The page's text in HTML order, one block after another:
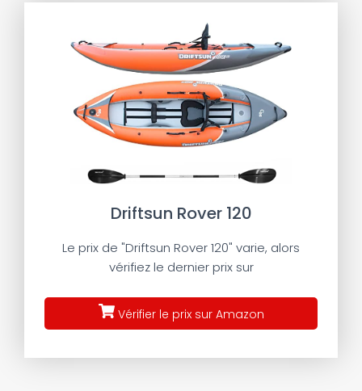
Driftsun Rover 120
Le prix de "Driftsun Rover 120" varie, alors
vérifiez le dernier prix sur
Vérifier le prix sur Amazon